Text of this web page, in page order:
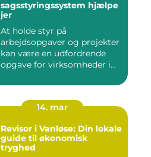
sagsstyringssystem hjælpe
jer
At holde styr på
arbejdsopgaver og projekter
kan være en udfordrende
opgave for virksomheder i
14. mar
Revisor i Vanløse: Din lokale
guide til økonomisk
tryghed